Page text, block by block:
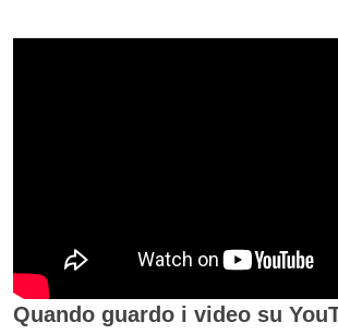
Quando guardo i video su